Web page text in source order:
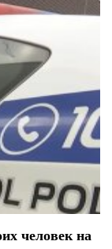
человек на